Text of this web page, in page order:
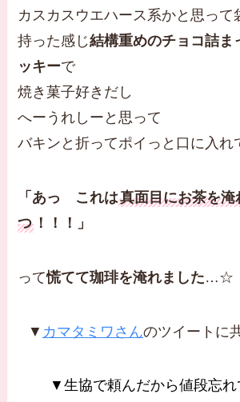
カスカスウエハース系かと思って
持った感じ結構重めのチョコ詰ま
ッキーで
焼き菓子好きだし
へーうれしーと思って
バキンと折ってポイっと口に入れ
「あっ これは真面目にお茶を
つ ！！！」
って慌てて珈琲を淹れました…☆
▼ カマタミワさんのツイートに
▼生協で頼んだから値段忘